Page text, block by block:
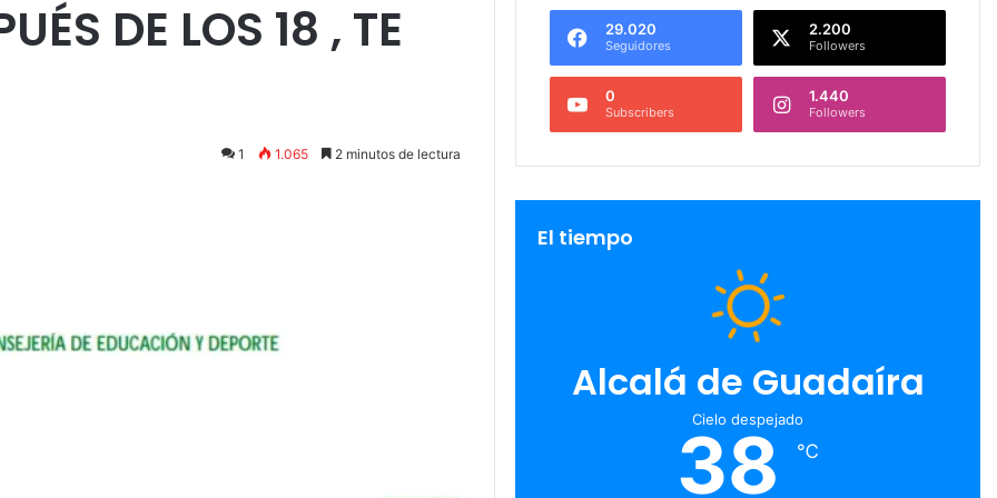
DE LOS 18 , TE
1 1.065 2 minutos de lectura
29.020
Seguidores
2.200
Followers
0
Subscribers
1.440
Followers
El tiempo
Alcalá de Guadaíra
Cielo despejado
38 ℃